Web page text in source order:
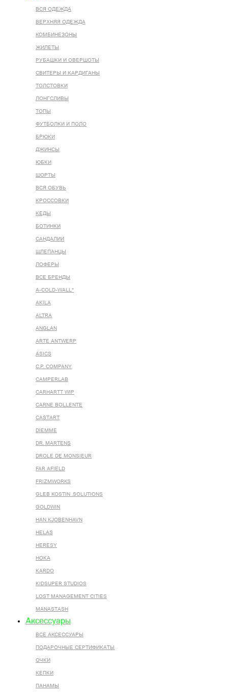
ВСЯ ОДЕЖДА
ВЕРХНЯЯ ОДЕЖДА
КОМБИНЕЗОНЫ
ЖИЛЕТЫ
РУБАШКИ И ОВЕРШОТЫ
СВИТЕРЫ И КАРДИГАНЫ
ТОЛСТОВКИ
ЛОНГСЛИВЫ
ТОПЫ
ФУТБОЛКИ И ПОЛО
БРЮКИ
ДЖИНСЫ
ЮБКИ
ШОРТЫ
ВСЯ ОБУВЬ
КРОССОВКИ
КЕДЫ
БОТИНКИ
САНДАЛИИ
ШЛЕПАНЦЫ
ЛОФЕРЫ
ВСЕ БРЕНДЫ
A-COLD-WALL*
AKILA
ALTRA
ANGLAN
ARTE ANTWERP
ASICS
C.P. COMPANY
CAMPERLAB
CARHARTT WIP
CARNE BOLLENTE
CASTART
DIEMME
DR. MARTENS
DROLE DE MONSIEUR
FAR AFIELD
FRIZMWORKS
GLEB KOSTIN .SOLUTIONS
GOLDWIN
HAN KJOBENHAVN
HELAS
HERESY
HOKA
KARDO
KIDSUPER STUDIOS
LOST MANAGEMENT CITIES
MANASTASH
Аксессуары
ВСЕ AКСЕССУАРЫ
ПОДАРОЧНЫЕ СЕРТИФИКАТЫ
ОЧКИ
КЕПКИ
ПАНАМЫ